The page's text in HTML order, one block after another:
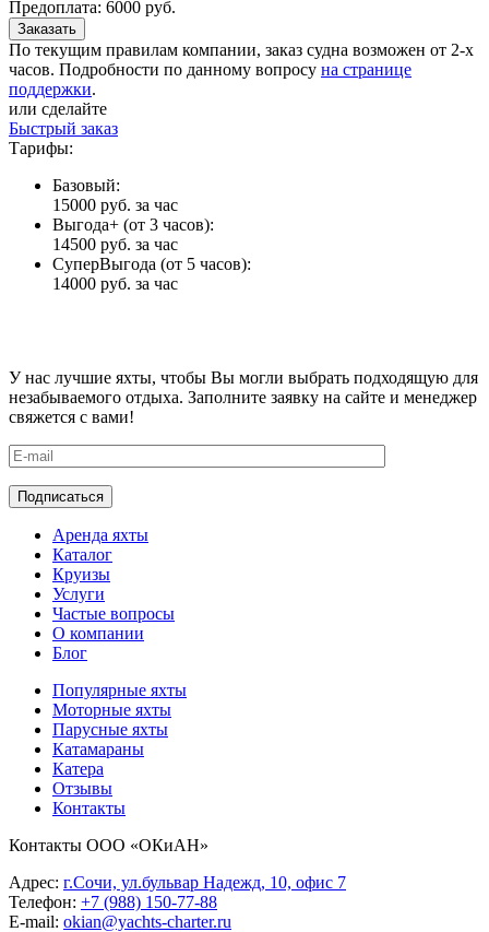
Предоплата: 6000 руб.
Заказать
По текущим правилам компании, заказ судна возможен от 2-х
часов. Подробности по данному вопросу на странице
поддержки.
или сделайте
Быстрый заказ
Тарифы:
Базовый:
15000 руб. за час
Выгода+ (от 3 часов):
14500 руб. за час
СуперВыгода (от 5 часов):
14000 руб. за час
У нас лучшие яхты, чтобы Вы могли выбрать подходящую для
незабываемого отдыха. Заполните заявку на сайте и менеджер
свяжется с вами!
Аренда яхты
Каталог
Круизы
Услуги
Частые вопросы
О компании
Блог
Популярные яхты
Моторные яхты
Парусные яхты
Катамараны
Катера
Отзывы
Контакты
Контакты ООО «ОКиАН»
Адрес: г.Сочи, ул.бульвар Надежд, 10, офис 7
Телефон: +7 (988) 150-77-88
E-mail: okian@yachts-charter.ru